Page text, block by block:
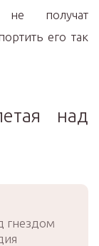
получат
его так
над
гнездом